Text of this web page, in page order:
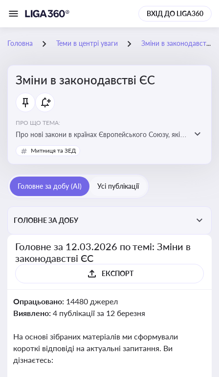
ВХІД ДО LIGA360
Головна Теми в центрі уваги Зміни в законодавстві ЄС
Зміни в законодавстві ЄС
ПРО ЩО ТЕМА:
Про нові закони в країнах Європейського Союзу, які
впливають на умови торгівлі, трудової міграції,
інтеграції та перспективу членства України в
Митниця та ЗЕД
Головне за добу (AI) Усі публікації
ГОЛОВНЕ ЗА ДОБУ
Головне за 12.03.2026 по темі: Зміни в
законодавстві ЄС
ЕКСПОРТ
Опрацьовано: 14480 джерел
Виявлено: 4 публікації за 12 березня
На основі зібраних матеріалів ми сформували
короткі відповіді на актуальні запитання. Ви
дізнаєтесь: